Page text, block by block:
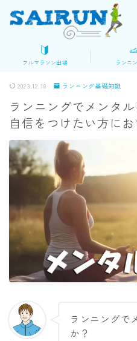
MENU
初めてのフルマラソン
ロードマップ
大会を探す
マラソン準備
レース当日
ランニングギア・装備
シューズ
ウェア
アクセサリー
練習メニュー・走り方
フルマラソン出場 ランニ
2023.12.18 ランニング基礎知識
ランニングでメンタ
自信をつけたい方に
ランニングで
か？